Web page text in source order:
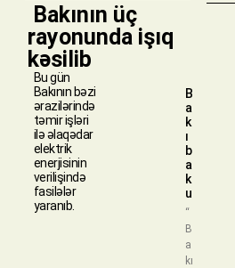
​ Bakının üç
rayonunda işıq
kəsilib
Bu gün
Bakının bəzi
ərazilərində
təmir işləri
ilə əlaqədar
elektrik
enerjisinin
verilişində
fasilələr
yaranıb.
B
a
k
ı
b
a
k
u
“
B
a
kı